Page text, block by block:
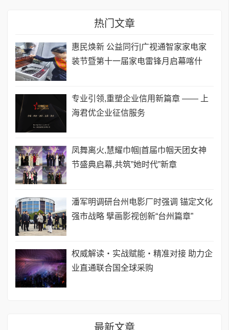
热门文章
惠民焕新 公益同行|广视通智家家电家
装节暨第十一届家电雷锋月启幕喀什
专业引领,重塑企业信用新篇章 —— 上
海君优企业征信服务
凤舞离火,慧耀巾帼|首届巾帼天团女神
节盛典启幕,共筑”她时代”新章
潘军明调研台州电影厂时强调 锚定文化
强市战略 擘画影视创新“台州篇章”
权威解读・实战赋能・精准对接 助力企
业直通联合国全球采购
最新文章